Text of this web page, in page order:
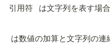
引用符
は文字列を表す場
は数値の加算と文字列の連